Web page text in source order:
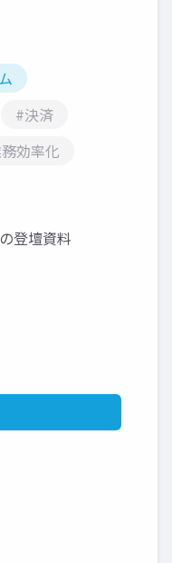
#決済
効率化
登壇資料